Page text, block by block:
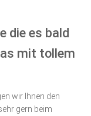
die es bald
mit tollem
wir Ihnen den
gern beim